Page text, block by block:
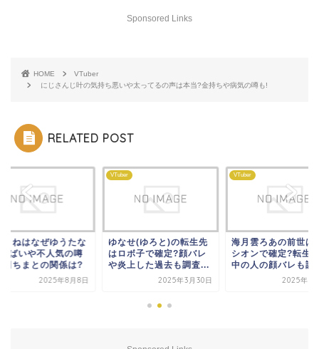
Sponsored Links
HOME
VTuber
にじさんじ叶の気持ち悪いや太ってるの声は本当?金持ちや病気の噂も!
RELATED POST
りねはなぜゆうたな
ばいや不人気の噂
田ちまとの関係は?
2025年8月8日
VTuber
ゆなせ(ゆろと)の転生先
はロボ子で確定?顔バレ
や炎上した過去も調査...
2025年3月30日
VTuber
海月雲ろあの前世は
シオンで確定?転生
中の人の顔バレも調
2025年7